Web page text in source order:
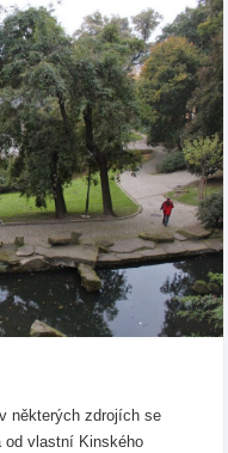
některých zdrojích se
od vlastní Kinského